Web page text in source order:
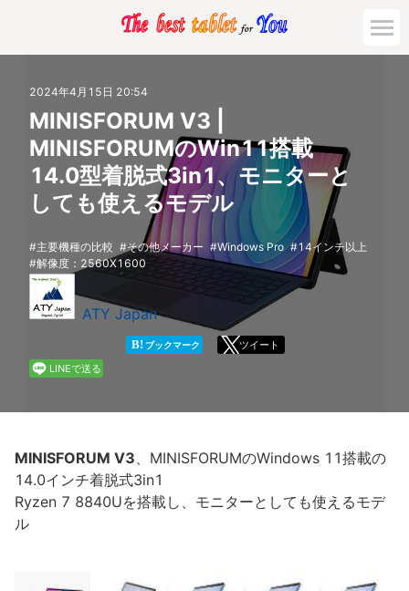
活用対策と事例
主要機種の比較
ゲーミング
法人向け
2024年4月15日 20:54
MINISFORUM V3 |
MINISFORUMのWin11搭載
14.0型着脱式3in1、モニターと
しても使えるモデル
主要機種の比較 その他メーカー Windows Pro
14インチ以上
解像度：2560X1600
ATY Japan
B! ブックマーク
ツイート
LINEで送る
MINISFORUM V3、MINISFORUMのWindows 11搭載の
14.0インチ着脱式3in1
Ryzen 7 8840Uを搭載し、モニターとしても使えるモデ
ル